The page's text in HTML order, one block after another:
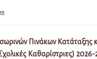
Πινάκων Κατάταξης
Καθαρίστριες) 2026-